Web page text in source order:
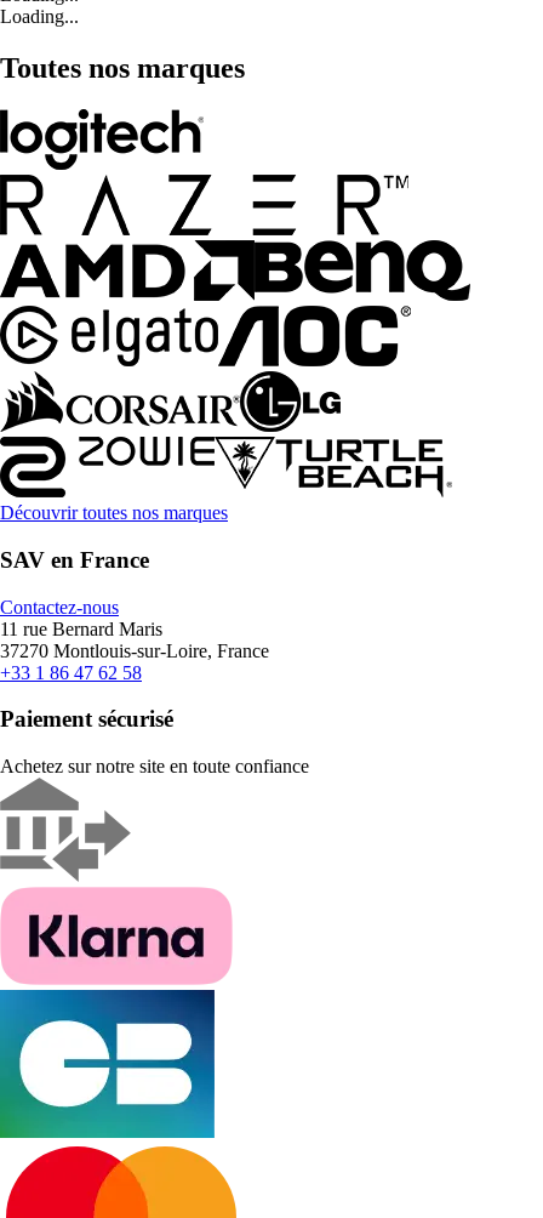
Loading...
Toutes nos marques
Découvrir toutes nos marques
SAV en France
Contactez-nous
11 rue Bernard Maris
37270 Montlouis-sur-Loire, France
+33 1 86 47 62 58
Paiement sécurisé
Achetez sur notre site en toute confiance